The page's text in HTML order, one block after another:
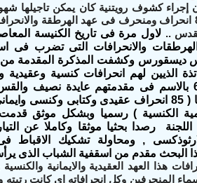
إجراء كشوف رويتنية كان يمكن
المقدس مذكرة وافية ب 85 انحراف ومنحرف فى عهد
..لاول مرة فى تاريخ الكنيسة
والانحرافات التى تضرب فى
ديسقورس وكشفت المذكرة المقدمة من
الذيين لهم انحرافات كنسية وعقيدية
الكلية الاكليريكية وحدتهم 6 بالاسم فى مقدمتهم
المجمعية مذكرة رسمية بها ( 85 انحراف عقيدى
الكنسية ) رسميا وبشكل موثق قدمت
اللجنة رصدا بحثيا موثقا وكاملا عن
, ومحاولة تشكيك الاقباط
هذا البحث مقدم من اسقفية الشباب الذى
هذا العهد العقيدية والايمانية
المنحرفين وكل انحرافاته اى كانت رتبته